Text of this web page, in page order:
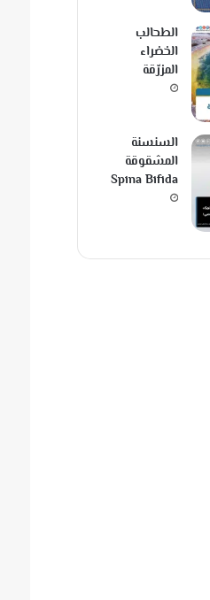
الطحالب
الخضراء
المزرّقة
السنسنة
المشقوقة
Spina Bifida